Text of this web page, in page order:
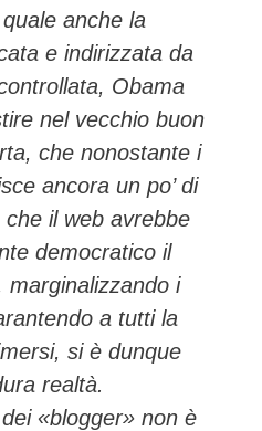
anche la
e indirizzata da
Obama
nel vecchio buon
che nonostante i
ancora un po’ di
che il web avrebbe
democratico il
marginalizzando i
a tutti la
si è dunque
realtà.
«blogger» non è